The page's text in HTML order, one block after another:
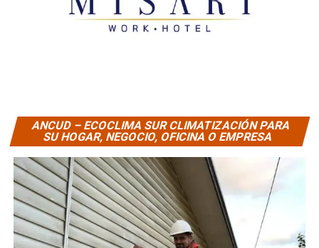
ANCUD – ECOCLIMA SUR CLIMATIZACIÓN PARA
SU HOGAR, NEGOCIO, OFICINA O EMPRESA